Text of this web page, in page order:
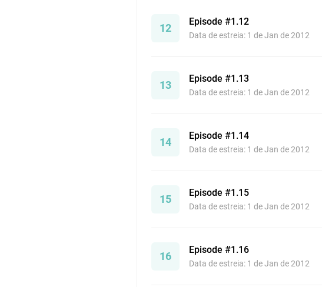
12
Episode #1.12
Data de estreia: 1 de Jan de 2012
13
Episode #1.13
Data de estreia: 1 de Jan de 2012
14
Episode #1.14
Data de estreia: 1 de Jan de 2012
15
Episode #1.15
Data de estreia: 1 de Jan de 2012
16
Episode #1.16
Data de estreia: 1 de Jan de 2012